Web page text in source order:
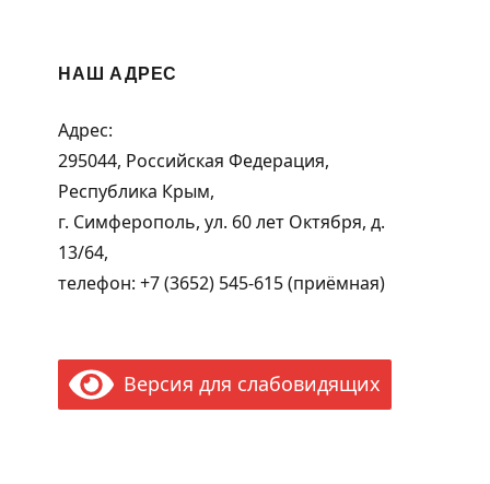
НАШ АДРЕС
Адрес:
295044, Российская Федерация,
Республика Крым,
г. Симферополь, ул. 60 лет Октября, д.
13/64,
телефон: +7 (3652) 545-615 (приёмная)
Версия для слабовидящих